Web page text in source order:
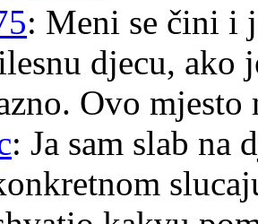
: Meni se čini i
djecu, ako
Ovo
: Ja sam slab na